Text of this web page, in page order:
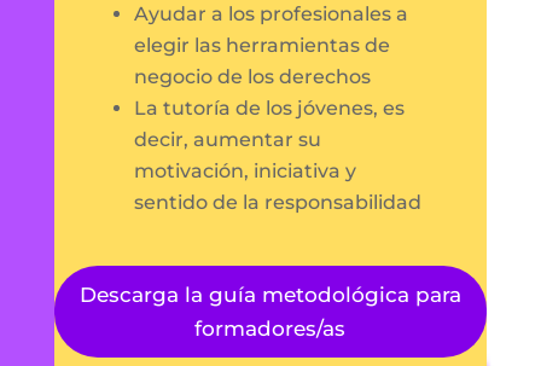
Ayudar a los profesionales a
elegir las herramientas de
negocio de los derechos
La tutoría de los jóvenes, es
decir, aumentar su
motivación, iniciativa y
sentido de la responsabilidad
Descarga la guía metodológica para
formadores/as